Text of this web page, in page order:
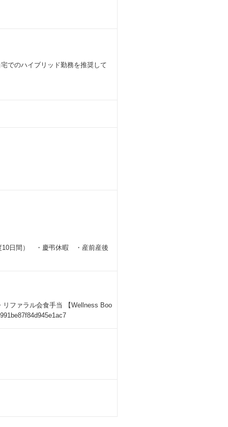
でのハイブリッド勤務を推奨して
10日間） ・慶弔休暇 ・産前産後
ファラル会食手当 【Wellness Boo